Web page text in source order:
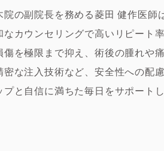
の副院長を務める菱田 健作医
カウンセリングで高いリピート
を極限まで抑え、術後の腫れや
な注入技術など、安全性への配
と自信に満ちた毎日をサポートし